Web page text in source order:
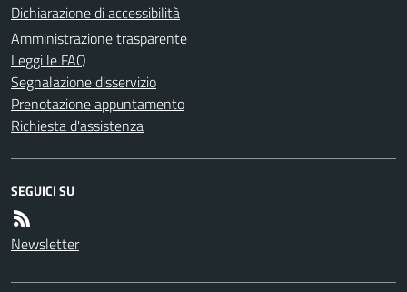
Dichiarazione di accessibilità
Amministrazione trasparente
Leggi le FAQ
Segnalazione disservizio
Prenotazione appuntamento
Richiesta d'assistenza
SEGUICI SU
Newsletter